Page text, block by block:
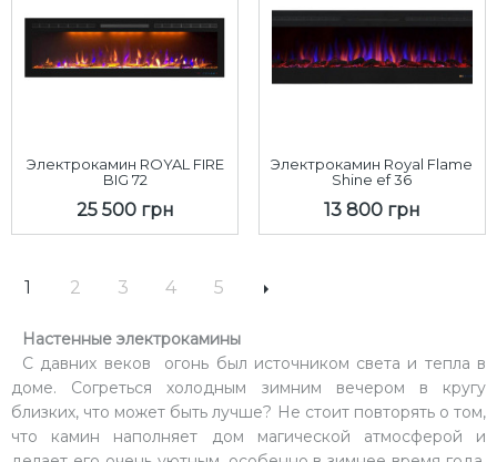
Электрокамин ROYAL FIRE
BIG 72
25 500 грн
Электрокамин Royal Flame
Shine ef 36
13 800 грн
1 2 3 4 5
Настенные электрокамины
С давних веков огонь был источником света и тепла в
доме. Согреться холодным зимним вечером в кругу
близких, что может быть лучше? Не стоит повторять о том,
что камин наполняет дом магической атмосферой и